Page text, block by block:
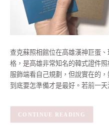
查克蘇照相館位在高雄漢神巨蛋
格，是高雄非常知名的韓式證件
服飾端看自己規劃，但說實在的
到底要怎準備才是最好。若前一
CONTINUE READING